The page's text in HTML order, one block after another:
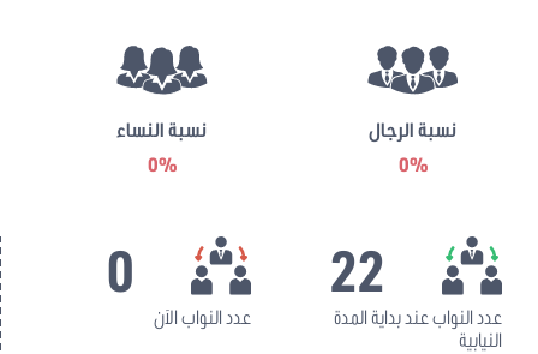
نسبة الرجال
0%
نسبة النساء
0%
22
عدد النواب عند بداية المدة
النيابية
0
عدد النواب الآن